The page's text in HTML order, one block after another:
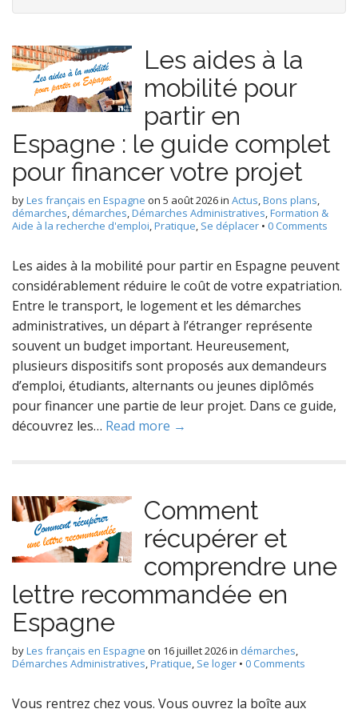
Les aides à la
mobilité pour
partir en
Espagne : le guide complet
pour financer votre projet
byLes français en Espagne on 5 août 2026in Actus,Bons plans,
démarches, démarches,Démarches Administratives,Formation &
Aide à la recherche d'emploi,Pratique, Se déplacer • 0 Comments
Les aides à la mobilité pour partir en Espagne peuvent
considérablement réduire le coût de votre expatriation.
Entre le transport, le logement et les démarches
administratives, un départ à l’étranger représente
souvent un budget important. Heureusement,
plusieurs dispositifs sont proposés aux demandeurs
d’emploi, étudiants, alternants ou jeunes diplômés
pour financer une partie de leur projet. Dans ce guide,
découvrez les… Read more →
Comment
récupérer et
comprendre une
lettre recommandée en
Espagne
byLes français en Espagne on 16 juillet 2026in démarches,
Démarches Administratives,Pratique, Se loger • 0 Comments
Vous rentrez chez vous. Vous ouvrez la boîte aux